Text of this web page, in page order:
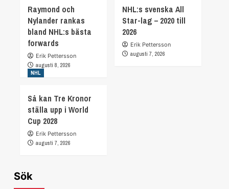
Raymond och
Nylander rankas
bland NHL:s bästa
forwards
Erik Pettersson
augusti 8, 2026
NHL:s svenska All
Star-lag – 2020 till
2026
Erik Pettersson
augusti 7, 2026
NHL
Så kan Tre Kronor
ställa upp i World
Cup 2028
Erik Pettersson
augusti 7, 2026
Sök